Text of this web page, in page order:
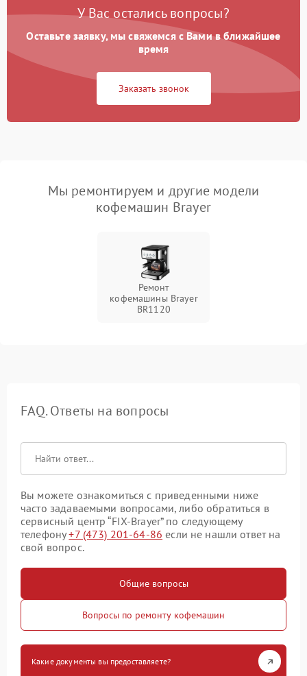
У Вас остались вопросы?
Оставьте заявку, мы свяжемся с Вами в ближайшее
время
Заказать звонок
Мы ремонтируем и другие модели
кофемашин Brayer
Ремонт
кофемашины Brayer
BR1120
FAQ. Ответы на вопросы
Вы можете ознакомиться с приведенными ниже
часто задаваемыми вопросами, либо обратиться в
сервисный центр “FIX-Brayer” по следующему
телефону+7 (473) 201-64-86 если не нашли ответ на
свой вопрос.
Общие вопросы
Вопросы по ремонту кофемашин
Какие документы вы предоставляете?